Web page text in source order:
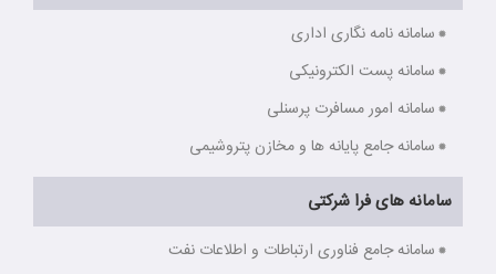
سامانه نامه نگاری اداری
سامانه پست الکترونیکی
سامانه امور مسافرت پرسنلی
سامانه جامع پایانه ها و مخازن پتروشیمی
سامانه های فرا شرکتی
سامانه جامع فناوری ارتباطات و اطلاعات نفت